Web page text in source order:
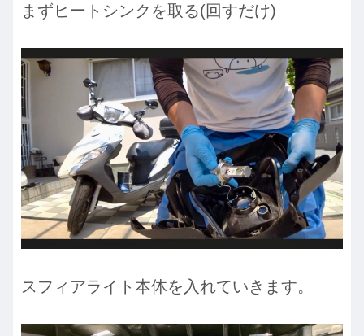
まずヒートシンクを取る(回すだけ)
スフィアライト本体を入れていきます。